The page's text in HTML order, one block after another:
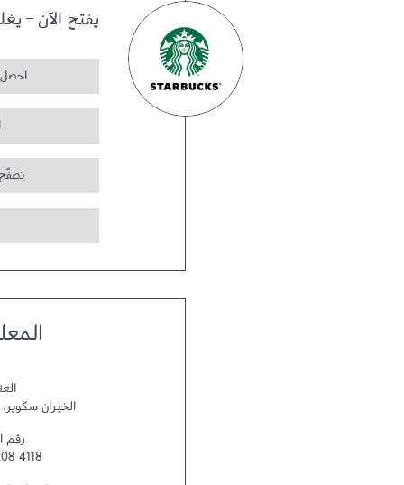
يفتح الآن-
احصل
الخيران سكوير
رقم
4118